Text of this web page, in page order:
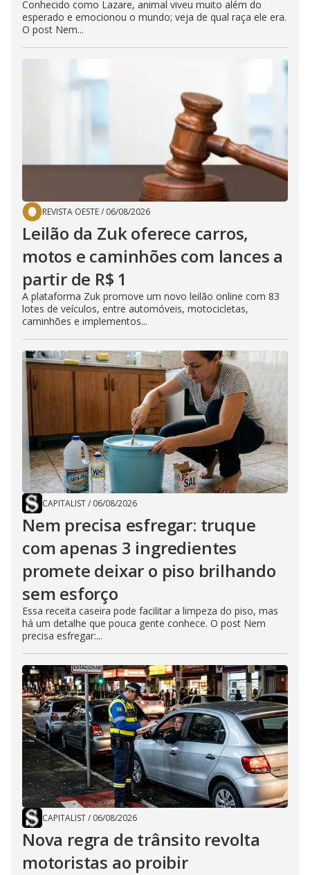
Conhecido como Lazare, animal viveu muito além do
esperado e emocionou o mundo; veja de qual raça ele era.
O post Nem...
REVISTA OESTE/ 06/08/2026
Leilão da Zuk oferece carros,
motos e caminhões com lances a
partir de R$ 1
A plataforma Zuk promove um novo leilão online com 83
lotes de veículos, entre automóveis, motocicletas,
caminhões e implementos...
CAPITALIST/ 06/08/2026
Nem precisa esfregar: truque
com apenas 3 ingredientes
promete deixar o piso brilhando
sem esforço
Essa receita caseira pode facilitar a limpeza do piso, mas
há um detalhe que pouca gente conhece. O post Nem
precisa esfregar:...
CAPITALIST/ 06/08/2026
Nova regra de trânsito revolta
motoristas ao proibir